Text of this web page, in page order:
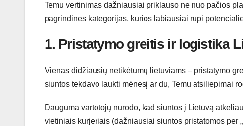
Temu vertinimas dažniausiai priklauso ne nuo pačios
pagrindines kategorijas, kurios labiausiai rūpi
1. Pristatymo greitis ir logistika
Vienas didžiausių netikėtumų lietuviams – pristatymo
siuntos tekdavo laukti mėnesį ar du, Temu atsiliepimai
Dauguma vartotojų nurodo, kad siuntos į Lietuvą
vietiniais kurjeriais (dažniausiai siuntos pristatomos per